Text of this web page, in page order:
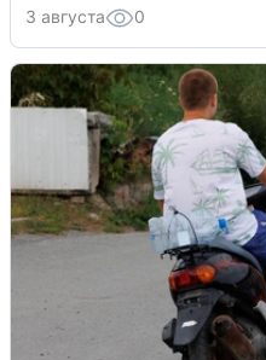
3 августа 0